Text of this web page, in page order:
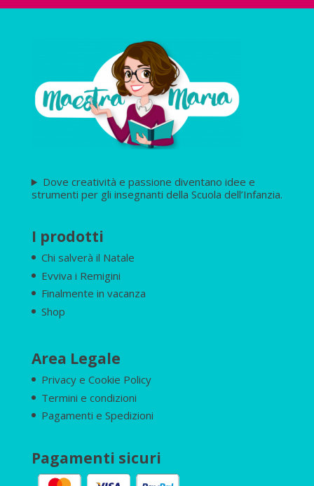
Dove creatività e passione diventano idee e
strumenti per gli insegnanti della Scuola dell’Infanzia.
I prodotti
Chi salverà il Natale
Evviva i Remigini
Finalmente in vacanza
Shop
Area Legale
Privacy e Cookie Policy
Termini e condizioni
Pagamenti e Spedizioni
Pagamenti sicuri